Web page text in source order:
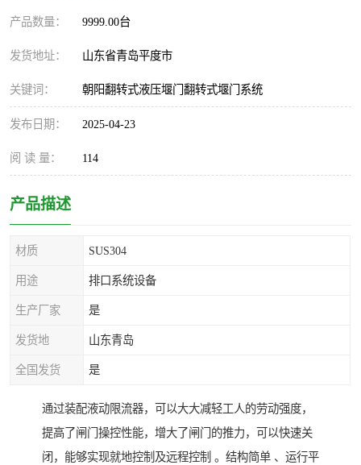
产品数量： 9999.00台
发货地址： 山东省青岛平度市
关键词： 朝阳翻转式液压堰门翻转式堰门系统
发布日期： 2025-04-23
阅 读 量： 114
产品描述
材质 SUS304
用途 排口系统设备
生产厂家 是
发货地 山东青岛
全国发货 是
通过装配液动限流器，可以大大减轻工人的劳动强度，
提高了闸门操控性能，增大了闸门的推力，可以快速关
闭，能够实现就地控制及远程控制 。结构简单 、运行平